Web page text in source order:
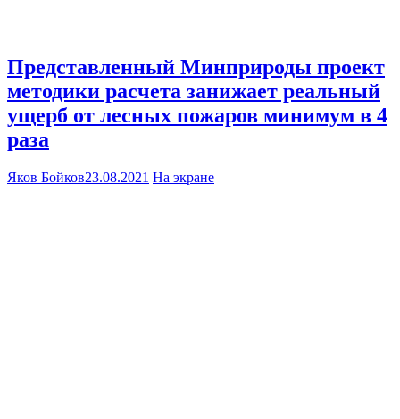
Представленный Минприроды проект
методики расчета занижает реальный
ущерб от лесных пожаров минимум в 4
раза
Яков Бойков23.08.2021 На экране